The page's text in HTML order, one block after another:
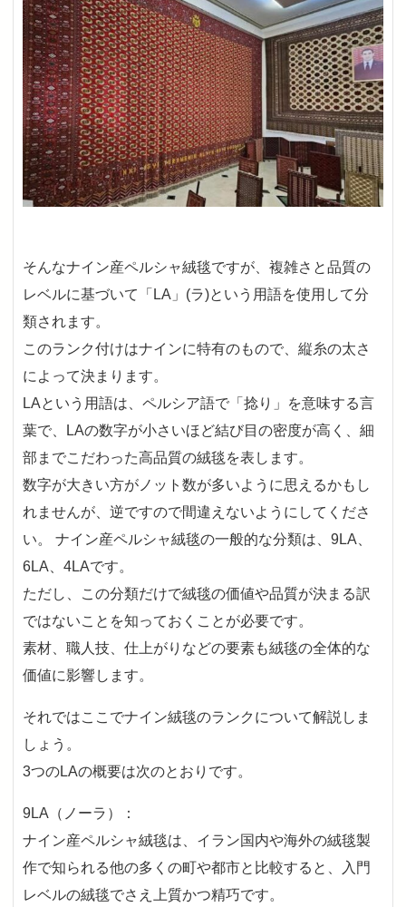
そんなナイン産ペルシャ絨毯ですが、複雑さと品質の
レベルに基づいて「LA」(ラ)という用語を使用して分
類されます。
このランク付けはナインに特有のもので、縦糸の太さ
によって決まります。
LAという用語は、ペルシア語で「捻り」を意味する言
葉で、LAの数字が小さいほど結び目の密度が高く、細
部までこだわった高品質の絨毯を表します。
数字が大きい方がノット数が多いように思えるかもし
れませんが、逆ですので間違えないようにしてくださ
い。 ナイン産ペルシャ絨毯の一般的な分類は、9LA、
6LA、4LAです。
ただし、この分類だけで絨毯の価値や品質が決まる訳
ではないことを知っておくことが必要です。
素材、職人技、仕上がりなどの要素も絨毯の全体的な
価値に影響します。
それではここでナイン絨毯のランクについて解説しま
しょう。
3つのLAの概要は次のとおりです。
9LA（ノーラ）：
ナイン産ペルシャ絨毯は、イラン国内や海外の絨毯製
作で知られる他の多くの町や都市と比較すると、入門
レベルの絨毯でさえ上質かつ精巧です。